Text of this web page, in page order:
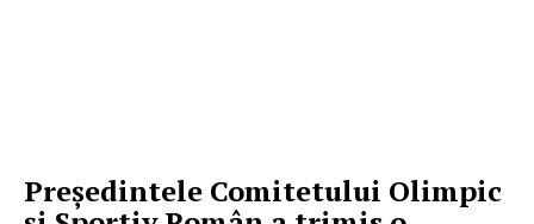
Președintele Comitetului Olimpic